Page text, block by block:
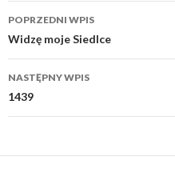
Nawigacja
wpisu
POPRZEDNI WPIS
Widzę moje Siedlce
NASTĘPNY WPIS
1439